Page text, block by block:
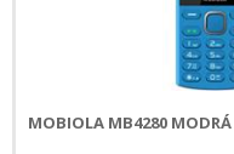
MOBIOLA MB4280 MODRÁ